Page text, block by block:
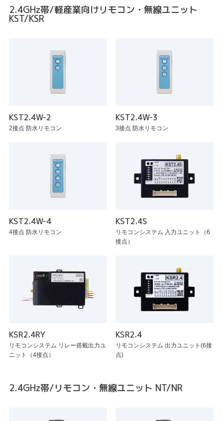
2.4GHz帯/軽産業向けリモコン・無線ユニット
KST/KSR
KST2.4W-2
2接点 防水リモコン
KST2.4W-3
3接点 防水リモコン
KST2.4W-4
4接点 防水リモコン
KST2.4S
リモコンシステム 入力ユニット（6
接点）
KSR2.4RY
リモコンシステム リレー搭載出力ユ
ニット（4接点）
KSR2.4
リモコンシステム 出力ユニット(6接
点)
2.4GHz帯/リモコン・無線ユニット NT/NR